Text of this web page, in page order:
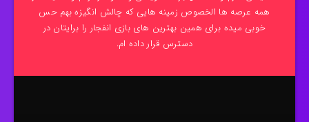
همه عرصه ها الخصوص زمینه هایی که چالش انگیزه بهم حس
خوبی میده برای همین بهترین های بازی انفجار را برایتان در
دسترس قرار داده ام.